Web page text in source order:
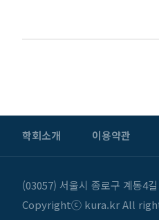
학회소개 이용약관
(03057) 서울시 종로구 계동4
Copyrightⓒ kura.kr All